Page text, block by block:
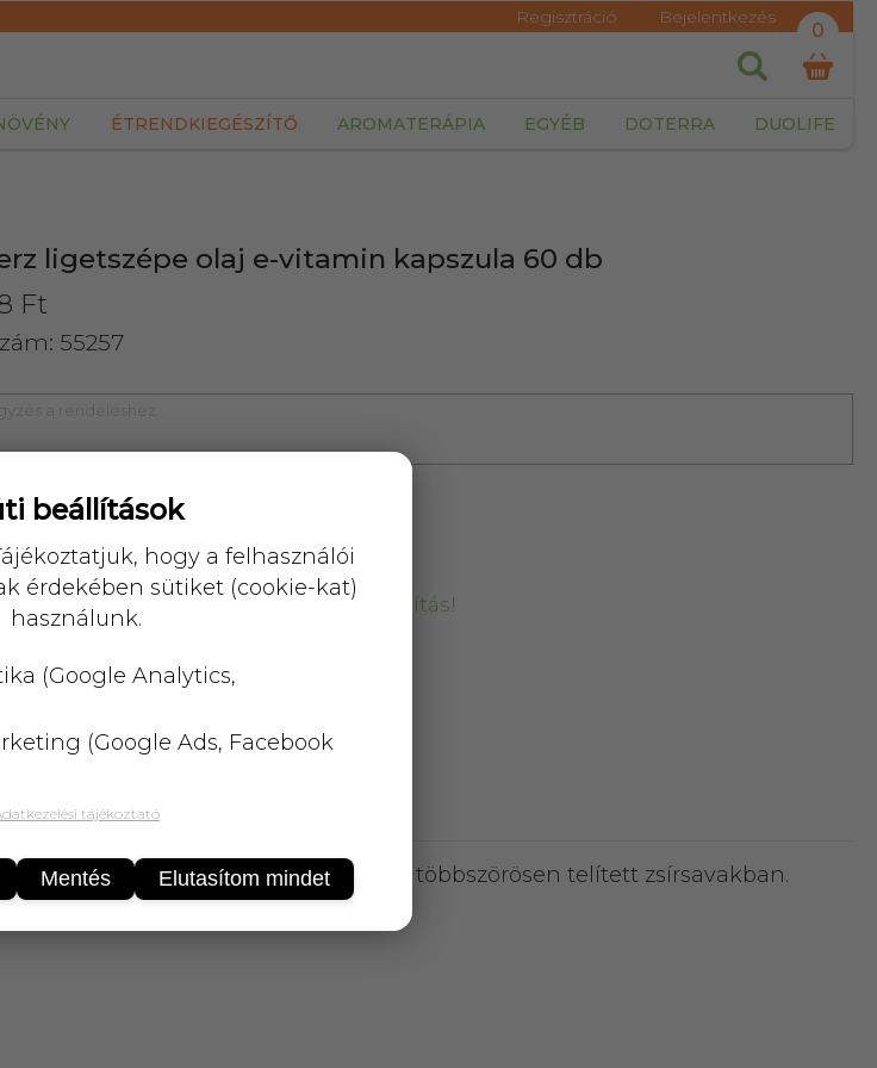
Regisztráció Bejelentkezés
0
ÉTRENDKIEGÉSZÍTŐ AROMATERÁPIA EGYÉB DOTERRA DUOLIFE
ligetszépe olaj e-vitamin kapszula 60 db
Ft
55257
25 000 Ft felett 5 kg-ig ingyenes kiszállítás!
gazdag esszenciális telítetlen és többszörösen telített zsírsavakban.
beállítások
hogy a felhasználói
érdekében sütiket (cookie-kat)
használunk.
(Google Analytics,
(Google Ads, Facebook
tájékoztató
Mentés Elutasítom mindet